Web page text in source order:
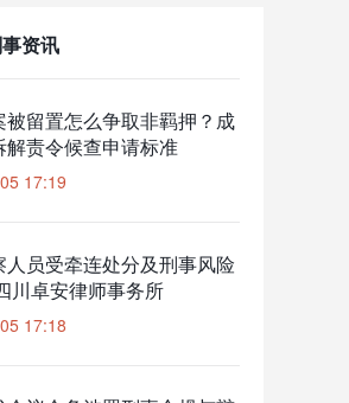
资讯
被留置怎么争取非羁押？成
解责令候查申请标准
17:19
人员受牵连处分及刑事风险
川卓安律师事务所
17:18